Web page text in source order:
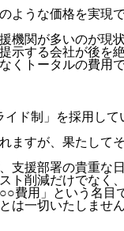
ような価格を実現
機関が多いのが現
示する会社が後を
くトータルの費用
ド制」を採用 して
ますが、果たして
援部署の貴重な
削減だけでなく
費用」という名目
は一切いたしません